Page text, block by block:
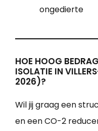
ongedierte
HOE HOOG
ISOLATIE IN
2026)?
Wil jij graag een
en een CO-2